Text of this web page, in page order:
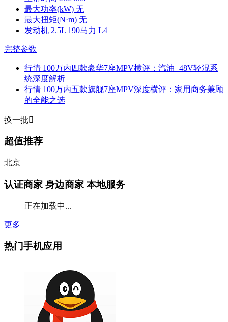
最大功率(kW) 无
最大扭矩(N·m) 无
发动机 2.5L 190马力 L4
完整参数
行情 100万内四款豪华7座MPV横评：汽油+48V轻混系
统深度解析
行情 100万内五款旗舰7座MPV深度横评：家用商务兼顾
的全能之选
换一批
超值推荐
北京
认证商家 身边商家 本地服务
正在加载中...
更多
热门手机应用